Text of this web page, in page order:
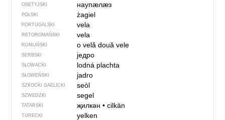
OSETYJSKI наупӕлӕз
POLSKI żagiel
PORTUGALSKI vela
RETOROMAŃSKI vela
RUMUŃSKI o velădouă vele
SERBSKI једро
SŁOWACKI lodná plachta
SŁOWEŃSKI jadro
SZKOCKI GAELICKI seòl
SZWEDZKI segel
TATARSKI җилкән• cilkän
TURECKI yelken